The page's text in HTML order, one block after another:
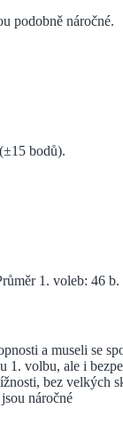
podobně náročné.
bodů).
1. voleb: 46
a museli se
1. volbu, ale i
bez velkých
náročné